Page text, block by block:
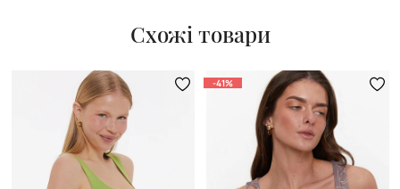
Схожі товари
-41%